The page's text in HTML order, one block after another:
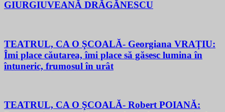
GIURGIUVEANĂ DRĂGĂNESCU
TEATRUL, CA O ŞCOALĂ- Georgiana VRAŢIU:
Îmi place căutarea, îmi place să găsesc lumina în
întuneric, frumosul în urât
TEATRUL, CA O ŞCOALĂ- Robert POIANĂ: